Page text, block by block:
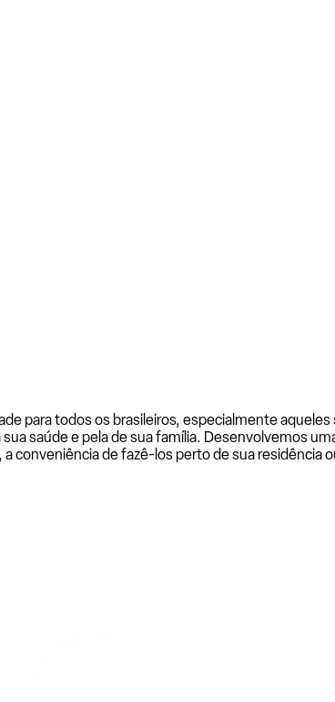
para todos os brasileiros, especialmente
saúde e pela de sua família. Desenvolvemos
conveniência de fazê-los perto de sua residência